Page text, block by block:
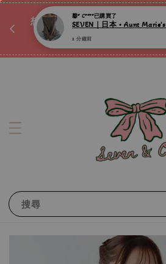
想訂製屬於自己的『水晶手鍊
📣Instagram 這邊
搜尋